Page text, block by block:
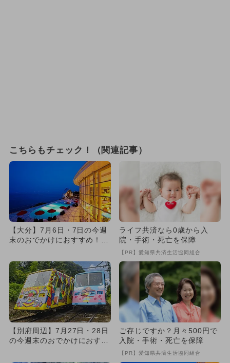
こちらもチェック！（関連記事）
【大分】7月6日・7日の今週
末のおでかけにおすすめ！人
ライフ共済なら0歳から入
院・手術・死亡を保障
【PR】愛知県共済生活協同組合
【別府周辺】7月27日・28日
の今週末のおでかけにおすす
ご存じですか？月々500円で
入院・手術・死亡を保障
【PR】愛知県共済生活協同組合